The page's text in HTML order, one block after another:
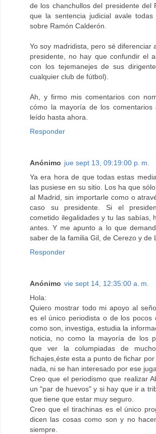
de los chanchullos del presidente del
que la sentencia judicial avale todas
sobre Ramón Calderón.
Yo soy madridista, pero sé diferenciar
presidente, no hay que confundir el
con los tejemanejes de sus
cualquier club de fútbol).
Ah, y firmo mis comentarios con
cómo la mayoría de los comentarios
leído hasta ahora.
Responder
Anónimo jue sept 13, 09:19:00 p. m.
Ya era hora de que todas estas
las pusiese en su sitio. Los ha que
al Madrid, sin importarle como o
caso su presidente. Si el
cometido ilegalidades y tu las sabías,
antes. Y me apunto a lo que
saber de la familia Gil, de Cerezo y de
Responder
Anónimo vie sept 14, 12:35:00 a. m.
Hola:
Quiero mostrar todo mi apoyo al
es el único periodista o de los pocos
como son, investiga, estudia la
noticia, no como la mayoría de los
que ver la columpiadas de
fichajes,éste esta a punto de fichar
nada, ni se han interesado por ese
Creo que el periodismo que realizar
un "par de huevos" y si hay que ir a
que tiene que estar muy seguro.
Creo que el tirachinas es el único
dicen las cosas como son y no
siempre.